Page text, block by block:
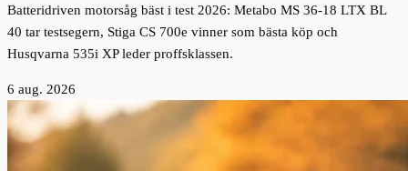
Batteridriven motorsåg bäst i test 2026: Metabo MS 36-18 LTX BL
40 tar testsegern, Stiga CS 700e vinner som bästa köp och
Husqvarna 535i XP leder proffsklassen.
6 aug. 2026